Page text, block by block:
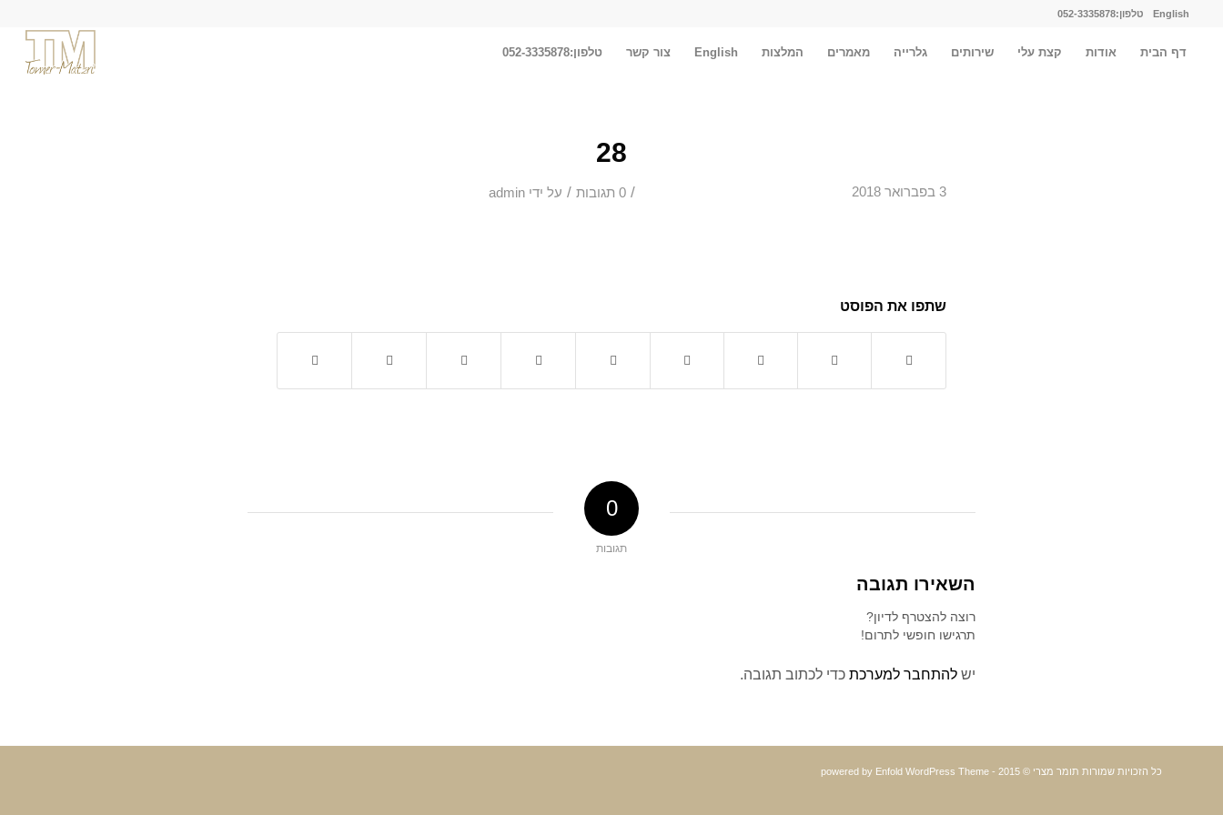
English טלפון:052-3335878
דף הבית אודות קצת עלי שירותים גלרייה מאמרים המלצות English צור קשר טלפון:052-3335878
28
3 בפברואר 2018 / 0 תגובות / על ידי admin
שתפו את הפוסט
0
תגובות
השאירו תגובה
רוצה להצטרף לדיון?
תרגישו חופשי לתרום!
יש להתחבר למערכת כדי לכתוב תגובה.
כל הזכויות שמורות תומר מצרי © 2015 - powered by Enfold WordPress Theme